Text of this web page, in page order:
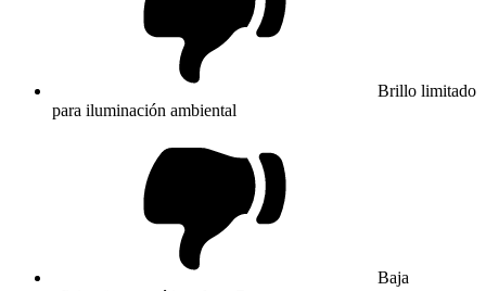
Brillo limitado
para iluminación ambiental
Baja